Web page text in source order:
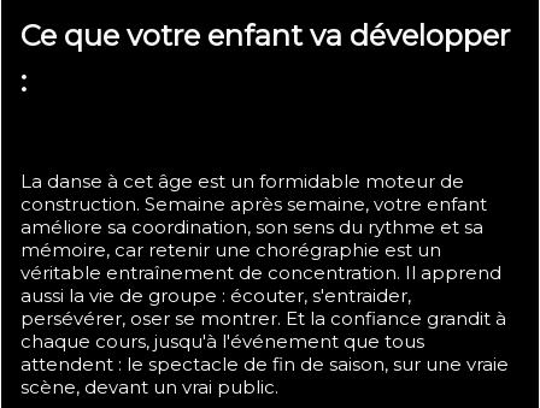
Ce que votre enfant va développer
:
La danse à cet âge est un formidable moteur de
construction. Semaine après semaine, votre enfant
améliore sa coordination, son sens du rythme et sa
mémoire, car retenir une chorégraphie est un
véritable entraînement de concentration. Il apprend
aussi la vie de groupe : écouter, s'entraider,
persévérer, oser se montrer. Et la confiance grandit à
chaque cours, jusqu'à l'événement que tous
attendent : le spectacle de fin de saison, sur une vraie
scène, devant un vrai public.